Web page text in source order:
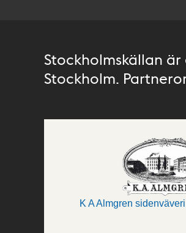
Stockholmskällan
Stockholm.
K A Almgren